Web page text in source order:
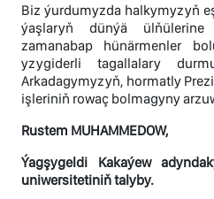
Biz ýurdumyzda halkymyzyň
ýaşlaryň dünýä
zamanabap hünärmenler
yzygiderli tagallalary
Arkadagymyzyň, hormatly
işleriniň rowaç bolmagyny
Rustem MUHAMMEDOW,
Ýagşygeldi Kakaýew
uniwersitetiniň talyby.